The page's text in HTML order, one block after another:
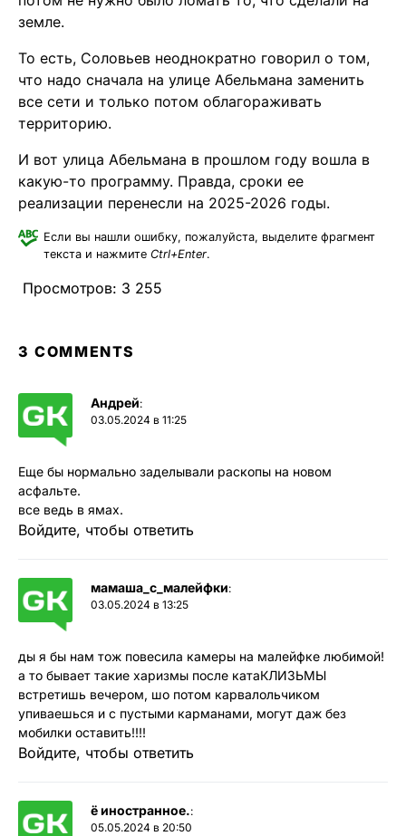
земле.
То есть, Соловьев неоднократно говорил о том,
что надо сначала на улице Абельмана заменить
все сети и только потом облагораживать
территорию.
И вот улица Абельмана в прошлом году вошла в
какую-то программу. Правда, сроки ее
реализации перенесли на 2025-2026 годы.
Если вы нашли ошибку, пожалуйста, выделите фрагмент
текста и нажмите Ctrl+Enter.
Просмотров: 3 255
3 COMMENTS
Андрей:
03.05.2024 в 11:25
Еще бы нормально заделывали раскопы на новом
асфальте.
все ведь в ямах.
Войдите, чтобы ответить
мамаша_с_малейфки:
03.05.2024 в 13:25
ды я бы нам тож повесила камеры на малейфке любимой!
а то бывает такие харизмы после катаКЛИЗЬМЫ
встретишь вечером, шо потом карвалольчиком
упиваешься и с пустыми карманами, могут даж без
мобилки оставить!!!!
Войдите, чтобы ответить
ё иностранное.:
05.05.2024 в 20:50